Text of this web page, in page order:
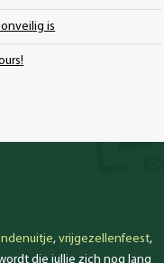
is
, vrijgezellenfeest,
die jullie zich nog lang